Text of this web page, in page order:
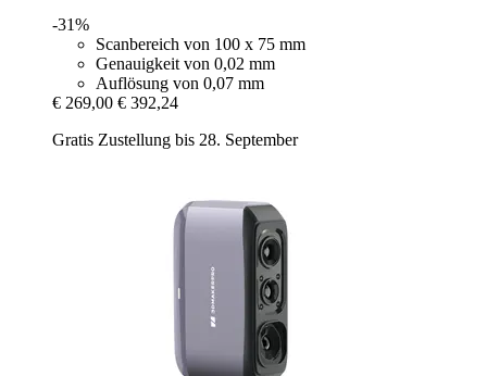
-31%
Scanbereich von 100 x 75 mm
Genauigkeit von 0,02 mm
Auflösung von 0,07 mm
€ 269,00 € 392,24
Gratis Zustellung bis 28. September